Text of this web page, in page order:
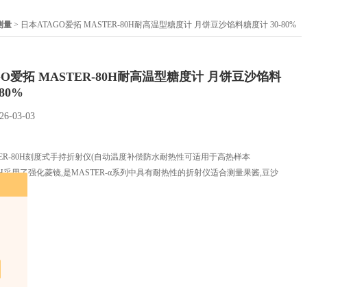
量 > 日本ATAGO爱拓 MASTER-80H耐高温型糖度计 月饼豆沙馅料糖度计 30-80%
爱拓 MASTER-80H耐高温型糖度计 月饼豆沙馅料
03-03
80H刻度式手持折射仪(自动温度补偿防水耐热性可适用于高热样本
采用了强化菱镜,是MASTER-α系列中具有耐热性的折射仪适合测量果酱,豆沙